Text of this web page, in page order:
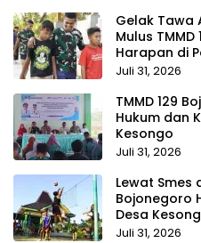
Gelak Tawa
Mulus
Harapan di
Juli 31, 2026
TMMD 129
Hukum dan
Kesongo
Juli 31, 2026
Lewat Smes
Bojonegoro
Desa
Juli 31, 2026